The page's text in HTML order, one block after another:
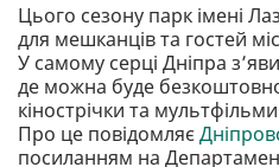
Цього сезону парк імені
для мешканців та гостей
У самому серці Дніпра
де можна буде
кінострічки та
Про це повідомляє
посиланням на